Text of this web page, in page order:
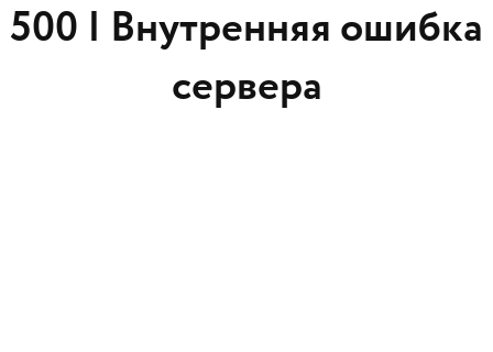
500 | Внутренняя ошибка
сервера